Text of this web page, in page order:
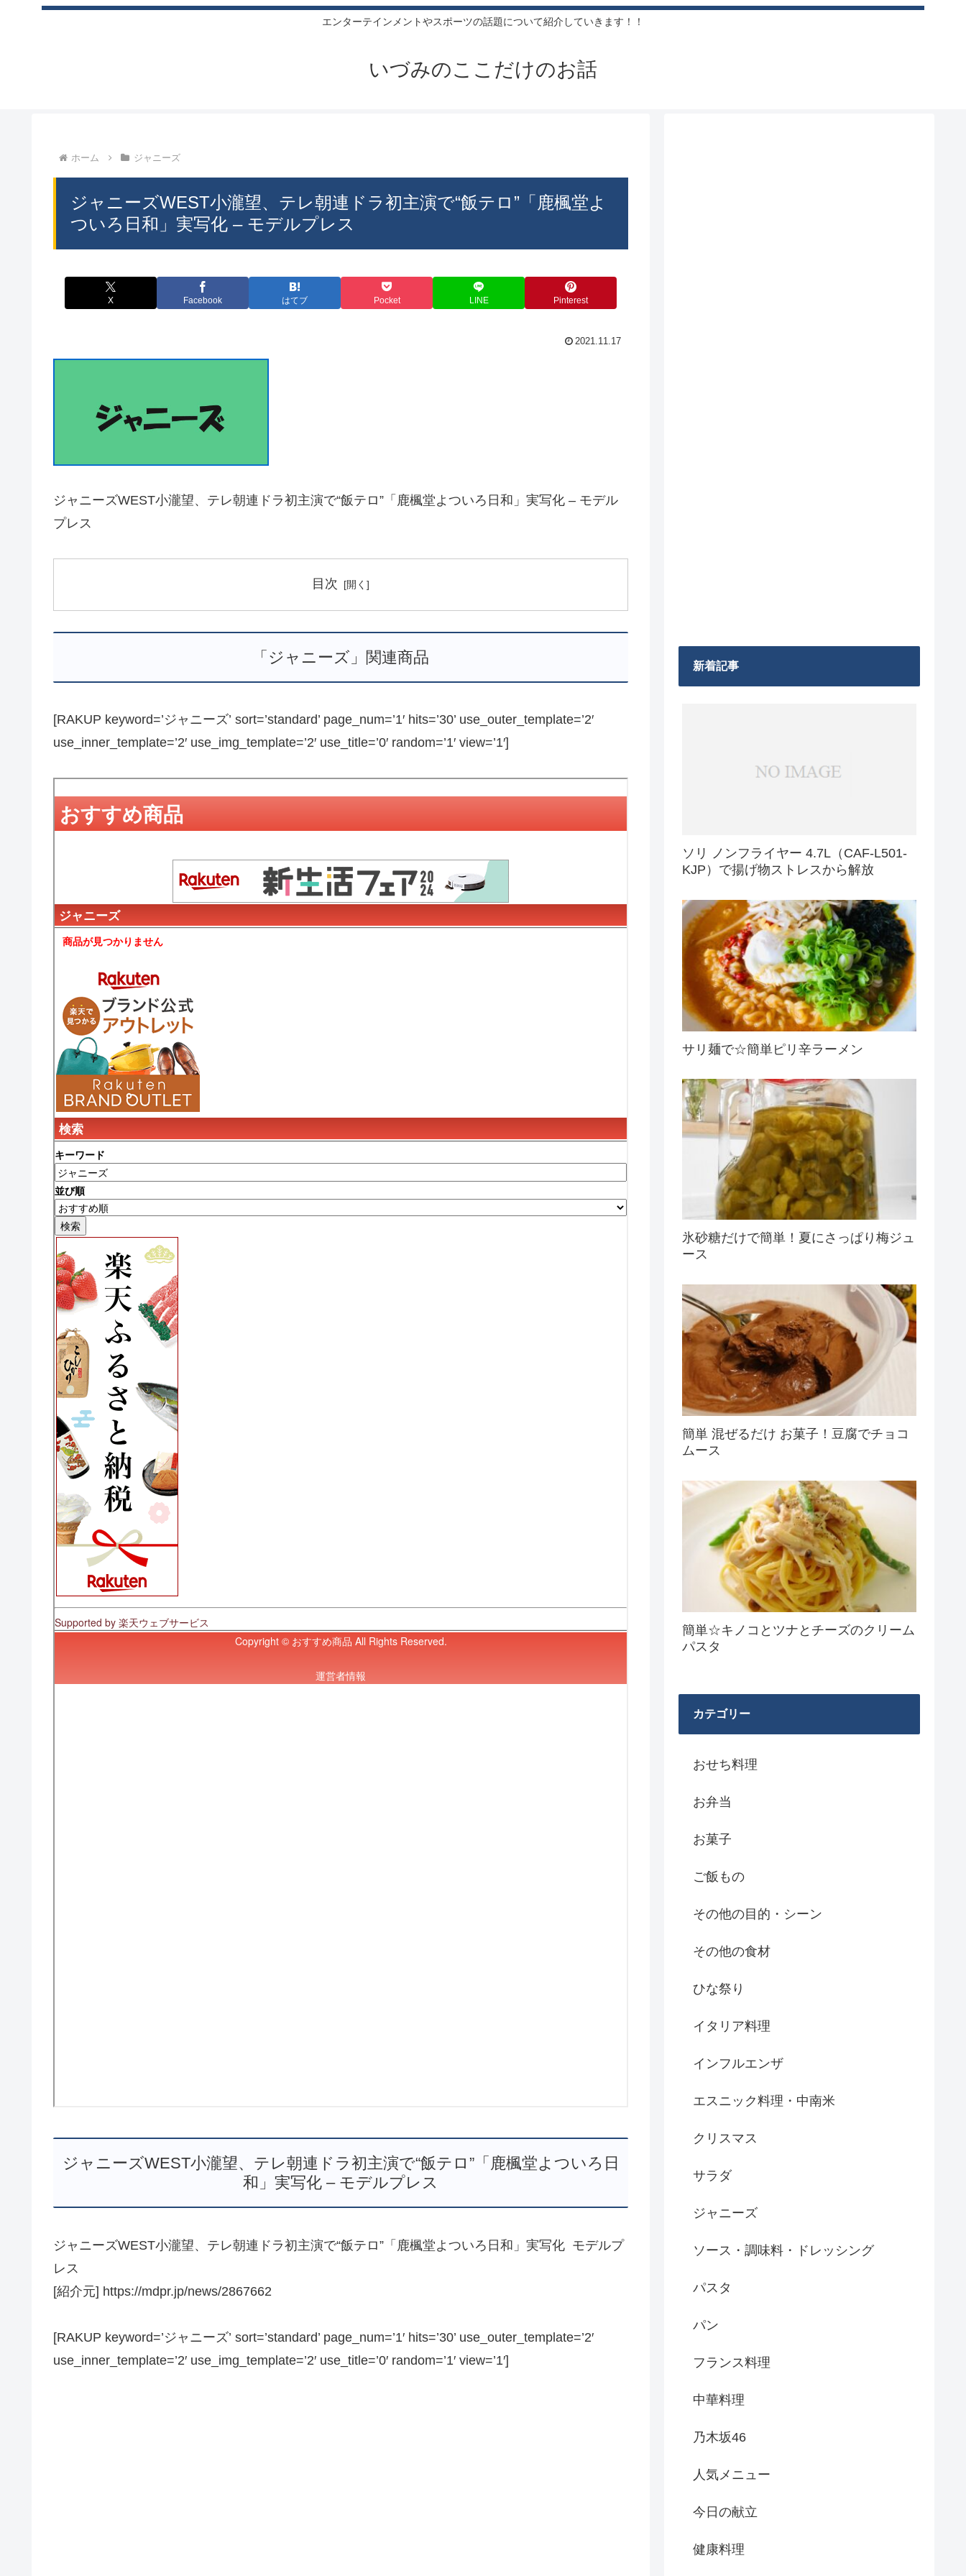
エンターテインメントやスポーツの話題について紹介していきます！！
いづみのここだけのお話
ホーム ジャニーズ
ジャニーズWEST小瀧望、テレ朝連ドラ初主演で“飯テロ”「鹿楓堂よ
ついろ日和」実写化 – モデルプレス
X Facebook はてブ Pocket LINE Pinterest
2021.11.17
ジャニーズWEST小瀧望、テレ朝連ドラ初主演で“飯テロ”「鹿楓堂よついろ日和」実写化 – モデル
プレス
目次
「ジャニーズ」関連商品
[RAKUP keyword=’ジャニーズ’ sort=’standard’ page_num=’1′ hits=’30’ use_outer_template=’2′
use_inner_template=’2′ use_img_template=’2′ use_title=’0′ random=’1′ view=’1′]
ジャニーズWEST小瀧望、テレ朝連ドラ初主演で“飯テロ”「鹿楓堂よついろ日
和」実写化 – モデルプレス
ジャニーズWEST小瀧望、テレ朝連ドラ初主演で“飯テロ”「鹿楓堂よついろ日和」実写化 モデルプ
レス
[紹介元] https://mdpr.jp/news/2867662
[RAKUP keyword=’ジャニーズ’ sort=’standard’ page_num=’1′ hits=’30’ use_outer_template=’2′
use_inner_template=’2′ use_img_template=’2′ use_title=’0′ random=’1′ view=’1′]
新着記事
ソリ ノンフライヤー 4.7L（CAF-L501-
KJP）で揚げ物ストレスから解放
サリ麺で☆簡単ピリ辛ラーメン
氷砂糖だけで簡単！夏にさっぱり梅ジュ
ース
簡単 混ぜるだけ お菓子！豆腐でチョコ
ムース
簡単☆キノコとツナとチーズのクリーム
パスタ
カテゴリー
おせち料理
お弁当
お菓子
ご飯もの
その他の目的・シーン
その他の食材
ひな祭り
イタリア料理
インフルエンザ
エスニック料理・中南米
クリスマス
サラダ
ジャニーズ
ソース・調味料・ドレッシング
パスタ
パン
フランス料理
中華料理
乃木坂46
人気メニュー
今日の献立
健康料理